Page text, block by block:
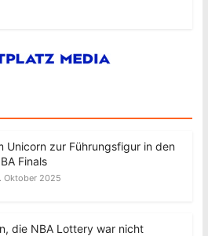
Unicorn zur Führungsfigur in den
Finals
Oktober 2025
die NBA Lottery war nicht